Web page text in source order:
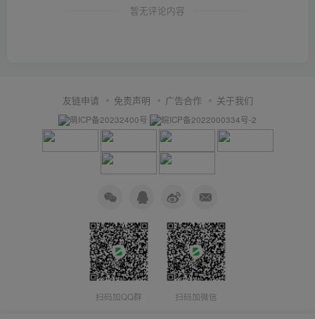
暂无评论内容
友链申请 免责声明 广告合作 关于我们
萌ICP备20232400号 皖ICP备2022000334号-2
扫码加QQ群 扫码加微信